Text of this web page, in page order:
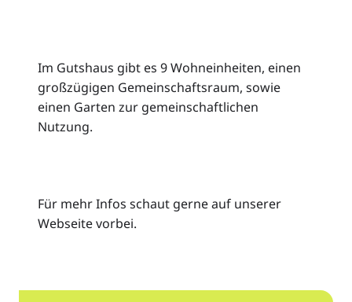
Im Gutshaus gibt es 9 Wohneinheiten, einen
großzügigen Gemeinschaftsraum, sowie
einen Garten zur gemeinschaftlichen
Nutzung.
Für mehr Infos schaut gerne auf unserer
Webseite vorbei.